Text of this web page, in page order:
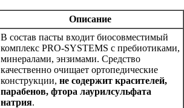
Описание
В состав пасты входит биосовместимый
комплекс PRO-SYSTEMS с пребиотиками,
минералами, энзимами. Средство
качественно очищает ортопедические
конструкции, не содержит красителей,
парабенов, фтора лаурилсульфата
натрия.